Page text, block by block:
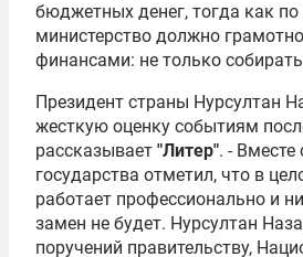
бюджетных денег, тогда как
министерство должно
финансами: не только
Президент страны Нурсултан
жесткую оценку событиям
рассказывает "Литер". - Вместе
государства отметил, что в
работает профессионально и
замен не будет. Нурсултан
поручений правительству,